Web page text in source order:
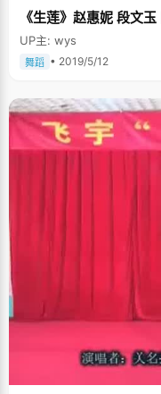
《生莲》赵惠妮 段文
UP主: wys
舞蹈 • 2019/5/12